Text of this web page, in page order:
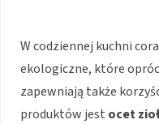
W codziennej kuchni
ekologiczne, które
zapewniają także
produktów jest ocet